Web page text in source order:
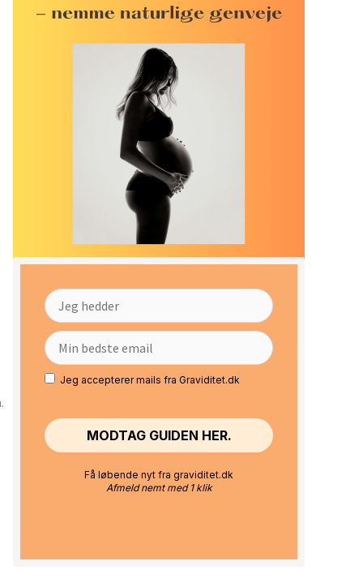
Jeg accepterer mails fra Graviditet.dk
Få løbende nyt fra graviditet.dk
Afmeld nemt med 1 klik